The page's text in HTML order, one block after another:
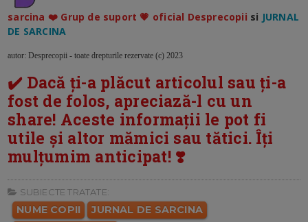
sarcina ❤️ Grup de suport 💗 oficial Desprecopii si JURNAL
DE SARCINA
autor: Desprecopii - toate drepturile rezervate (c) 2023
✔️ Dacă ți-a plăcut articolul sau ți-a
fost de folos, apreciază-l cu un
share! Aceste informații le pot fi
utile și altor mămici sau tătici. Îți
mulțumim anticipat! ❣️
SUBIECTE TRATATE:
NUME COPII
JURNAL DE SARCINA